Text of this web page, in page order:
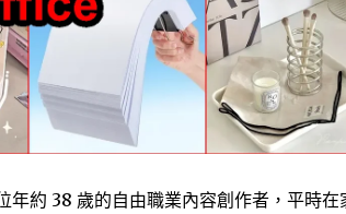
年約 38 歲的自由職業內容創作者，平時在